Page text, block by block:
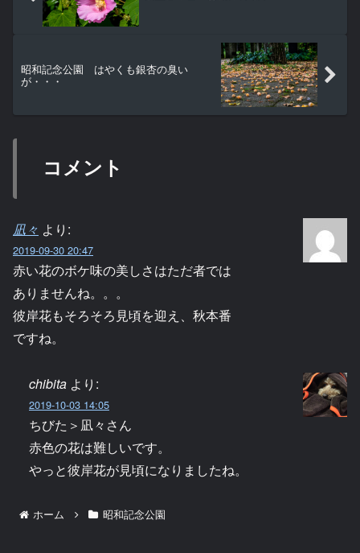
昭和記念公園 はやくも銀杏の臭い
が・・・
コメント
凪々 より:
2019-09-30 20:47
赤い花のボケ味の美しさはただ者では
ありませんね。。。
彼岸花もそろそろ見頃を迎え、秋本番
ですね。
chibita より:
2019-10-03 14:05
ちびた＞凪々さん
赤色の花は難しいです。
やっと彼岸花が見頃になりましたね。
ホーム 昭和記念公園